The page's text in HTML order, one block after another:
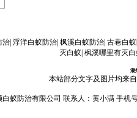
治| 浮洋白蚁防治| 枫溪白蚁防治| 古巷白
灭白蚁 枫溪哪里有灭白
潮
本站部分文字及图片均来
蚁防治有限公司 联系人：黄小满 手机